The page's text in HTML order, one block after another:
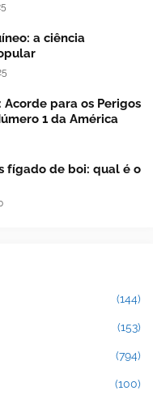
a ciência
Acorde para os Perigos
1 da América
fígado de boi: qual é o
(144)
(153)
(794)
(100)